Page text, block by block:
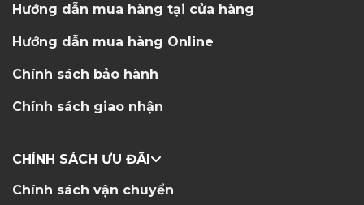
Hướng dẫn mua hàng tại cửa hàng
Hướng dẫn mua hàng Online
Chính sách bảo hành
Chính sách giao nhận
CHÍNH SÁCH ƯU ĐÃI
Chính sách vận chuyển